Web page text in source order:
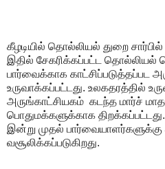
கீழடியில் தொல்லியல் துறை
இதில் சேகரிக்கப்பட்ட
பார்வைக்காக காட்சிப்படுத்தப்பட
உருவாக்கப்பட்டது. உலகதரத்தில்
அருங்காட்சியகம் கடந்த மார்ச்
பொதுமக்களுக்காக
இன்று முதல்
வசூலிக்கப்படுகிறது.